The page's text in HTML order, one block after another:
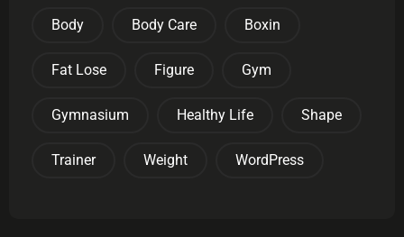
Body Body Care Boxin
Fat Lose Figure Gym
Gymnasium Healthy Life Shape
Trainer Weight WordPress